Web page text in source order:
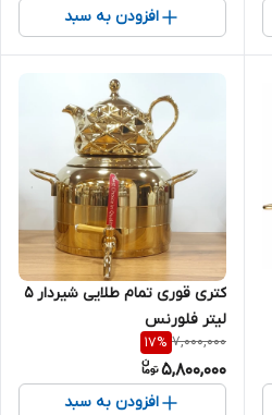
افزودن به سبد
کتری قوری تمام طلایی شیردار 5
لیتر فلورنس
7,000,000
17%
5,800,000
افزودن به سبد